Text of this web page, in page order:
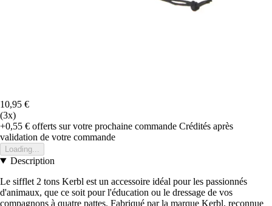
10,95 €
(3x)
+0,55 € offerts sur votre prochaine commande Crédités après
validation de votre commande
Loading...
Description
Le sifflet 2 tons Kerbl est un accessoire idéal pour les passionnés
d'animaux, que ce soit pour l'éducation ou le dressage de vos
compagnons à quatre pattes. Fabriqué par la marque Kerbl, reconnue